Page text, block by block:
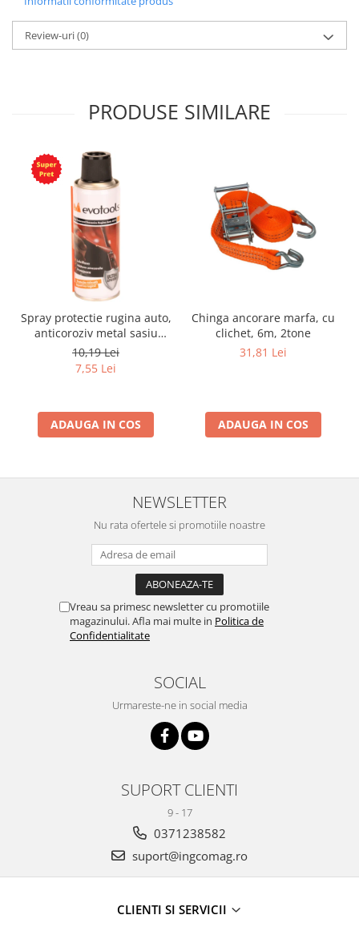
Review-uri(0)
PRODUSE SIMILARE
Spray protectie rugina auto,
anticoroziv metal sasiu
praguri usi aerosol, 200 ml
10,19 Lei
7,55 Lei
ADAUGA IN COS
Chinga ancorare marfa, cu
clichet, 6m, 2tone
31,81 Lei
ADAUGA IN COS
NEWSLETTER
Nu rata ofertele si promotiile noastre
Vreau sa primesc newsletter cu promotiile
magazinului. Afla mai multe in Politica de
Confidentialitate
SOCIAL
Urmareste-ne in social media
SUPORT CLIENTI
9 - 17
0371238582
suport@ingcomag.ro
CLIENTI SI SERVICII